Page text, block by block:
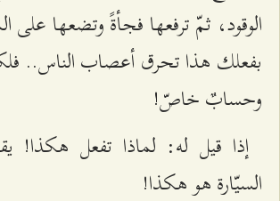
الوقود، ثمّ ترفعها فجأةً وتضعها على
بفعلك هذا تحرق أعصاب الناس..
وحسابٌ خاصّ!
إذا قيل له: لماذا تفعل هكذا!
السيّارة هو هكذا!